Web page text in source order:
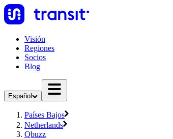
Visión
Regiones
Socios
Blog
Español
Países Bajos
Netherlands
Qbuzz